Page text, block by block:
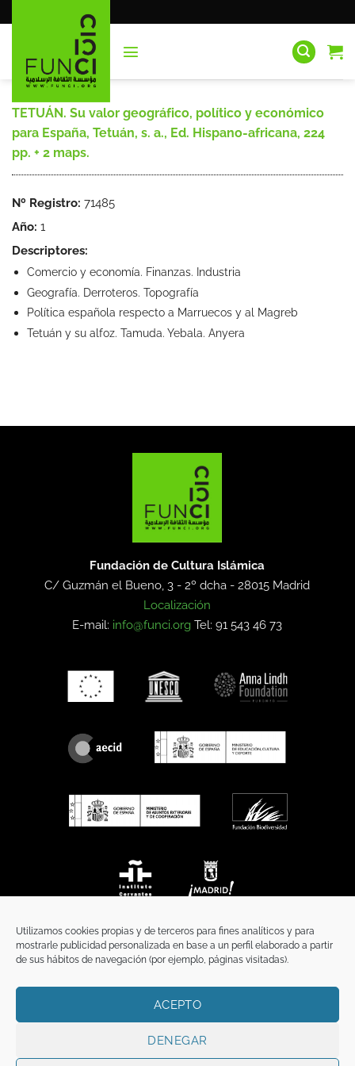
Utilizamos cookies propias y de terceros para fines analíticos y para
mostrarle publicidad personalizada en base a un perfil elaborado a partir
de sus hábitos de navegación (por ejemplo, páginas visitadas).
ACEPTO
DENEGAR
al
TETUÁN. Su valor geográfico, político y económico
para España, Tetuán, s. a., Ed. Hispano-africana, 224
pp. + 2 maps.
Nº Registro: 71485
Año: 1
Descriptores:
Comercio y economía. Finanzas. Industria
Geografía. Derroteros. Topografía
Política española respecto a Marruecos y al Magreb
Tetuán y su alfoz. Tamuda. Yebala. Anyera
Fundación de Cultura Islámica
C/ Guzmán el Bueno, 3 - 2º dcha -28015 Madrid
Localización
E-mail: info@funci.org Tel: 91 543 46 73
TÉRMINOS Y CONDICIONES
Copyright 2026 ©FunciFUNCI es titular de los derechos de propiedad